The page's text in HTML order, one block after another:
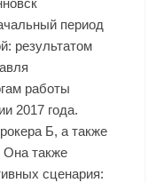
период
результатом
работы
2017 года.
Б, а также
Она также
сценария: